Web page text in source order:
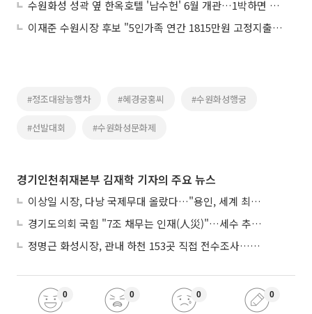
수원화성 성곽 옆 한옥호텔 '남수헌' 6월 개관…1박하면 달라지는 수원여행
이재준 수원시장 후보 "5인가족 연간 1815만원 고정지출, 800만원대로 낮추겠다"
#정조대왕능행차 #혜경궁홍씨 #수원화성행궁
#선발대회 #수원화성문화제
경기인천취재본부 김재학 기자의 주요 뉴스
이상일 시장, 다낭 국제무대 올랐다…"용인, 세계 최대 반도체 도시 된다"
경기도의회 국힘 "7조 채무는 인재(人災)"…세수 추계 조작 의혹 제기
정명근 화성시장, 관내 하천 153곳 직접 전수조사…불법시설 정비
0 0 0 0